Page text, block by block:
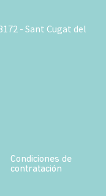
- Sant Cugat del
Condiciones de
contratación